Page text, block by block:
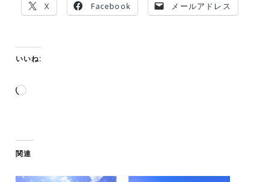
X Facebook メールアドレス
いいね:
読
中…
関連